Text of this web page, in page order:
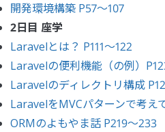
開発環境構築 P57〜107
2日目 座学
Laravelとは？ P111〜122
Laravelの便利機能（の例）
Laravelのディレクトリ構成
LaravelをMVCパターンで考え
ORMのよもやま話 P219〜233